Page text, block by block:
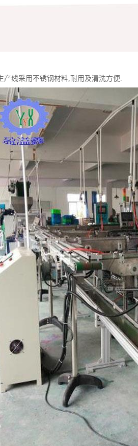
产线采用不锈钢材料,耐用及清洗方便.